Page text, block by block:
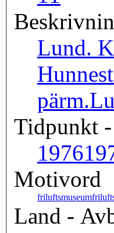
Lund.
pärm.
Tidpunkt
1976
Motivord
friluftsmuseum
Land -